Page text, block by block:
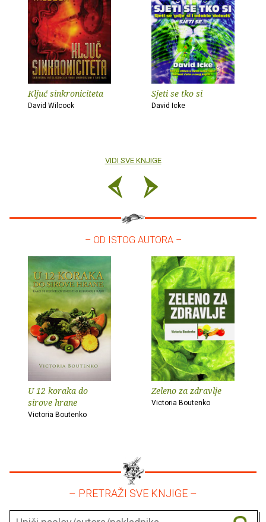
Ključ sinkroniciteta
David Wilcock
Sjeti se tko si
David Icke
VIDI SVE KNJIGE
– OD ISTOG AUTORA –
U 12 koraka do
sirove hrane
Victoria Boutenko
Zeleno za zdravlje
Victoria Boutenko
– PRETRAŽI SVE KNJIGE –